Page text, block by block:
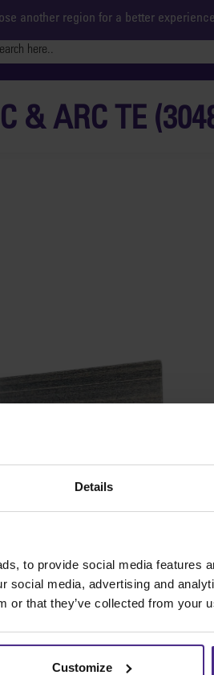
Details
to provide social media features
social media, advertising and
or that they’ve collected from your
Customize
another region for a better
ARC TE